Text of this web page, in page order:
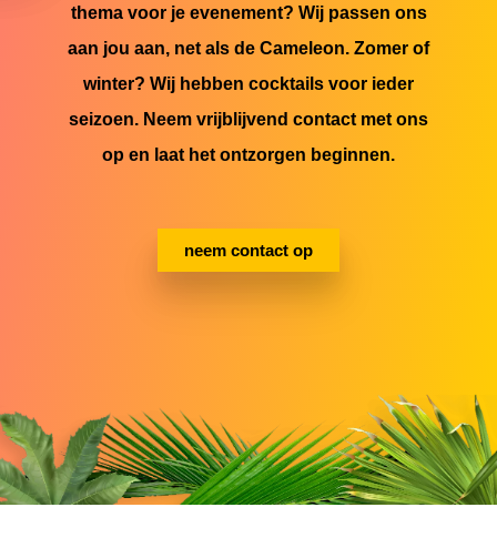
thema voor je evenement? Wij passen ons
aan jou aan, net als de Cameleon. Zomer of
winter? Wij hebben cocktails voor ieder
seizoen. Neem vrijblijvend contact met ons
op en laat het ontzorgen beginnen.
neem contact op